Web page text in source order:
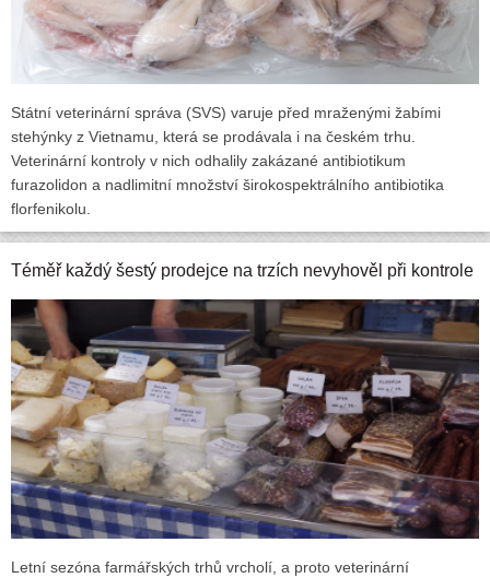
Státní veterinární správa (SVS) varuje před mraženými žabími
stehýnky z Vietnamu, která se prodávala i na českém trhu.
Veterinární kontroly v nich odhalily zakázané antibiotikum
furazolidon a nadlimitní množství širokospektrálního antibiotika
florfenikolu.
Téměř každý šestý prodejce na trzích nevyhověl při kontrole
Letní sezóna farmářských trhů vrcholí, a proto veterinární